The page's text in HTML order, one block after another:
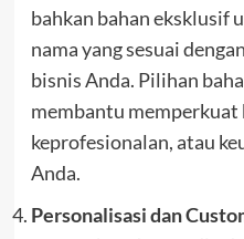
bahkan bahan eksklusif
nama yang sesuai
bisnis Anda. Pilihan
membantu memperkuat
keprofesionalan, atau
Anda.
Personalisasi dan